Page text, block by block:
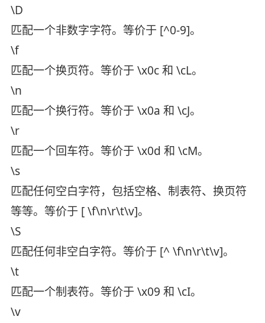
\D
匹配一个非数字字符。等价于 [^0-9]。
\f
匹配一个换页符。等价于 \x0c 和 \cL。
\n
匹配一个换行符。等价于 \x0a 和 \cJ。
\r
匹配一个回车符。等价于 \x0d 和 \cM。
\s
匹配任何空白字符，包括空格、制表符、换页符
等等。等价于 [ \f\n\r\t\v]。
\S
匹配任何非空白字符。等价于 [^ \f\n\r\t\v]。
\t
匹配一个制表符。等价于 \x09 和 \cI。
\v